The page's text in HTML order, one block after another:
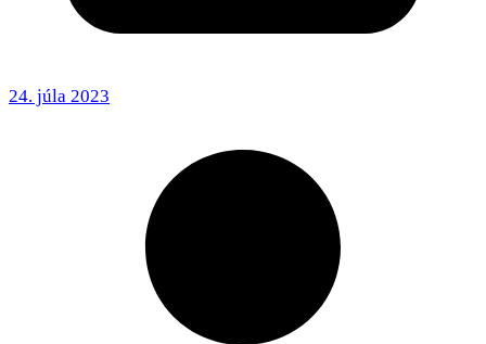
24. júla 2023